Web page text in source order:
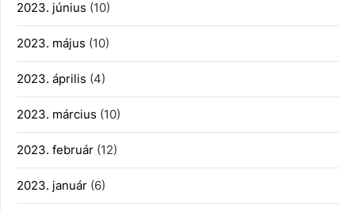
2023. június (10)
2023. május (10)
2023. április (4)
2023. március (10)
2023. február (12)
2023. január (6)